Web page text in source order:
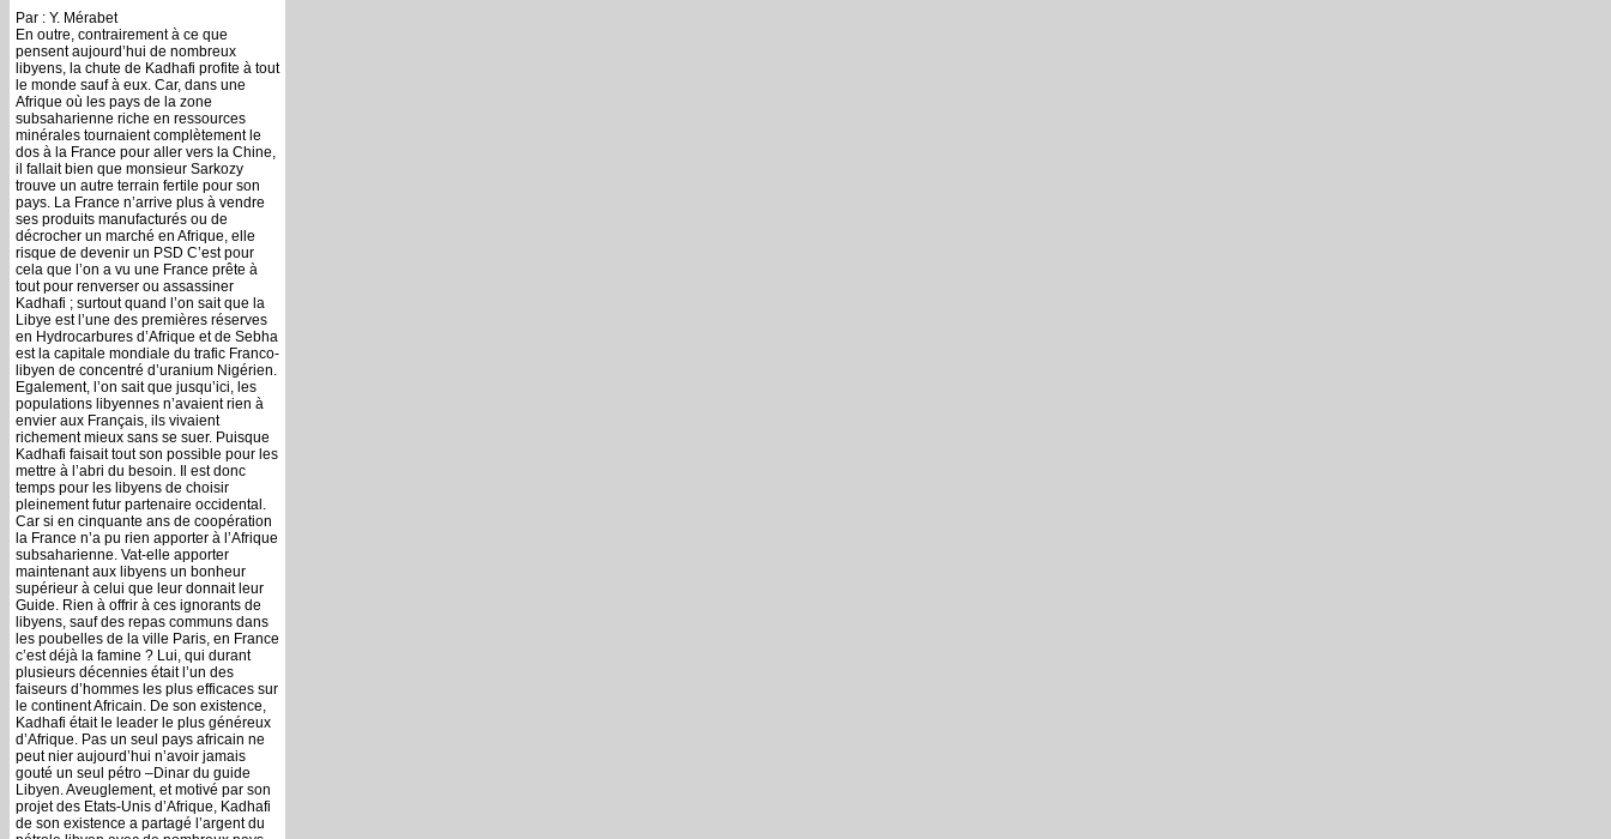
Par : Y. Mérabet
En outre, contrairement à ce que
pensent aujourd’hui de nombreux
libyens, la chute de Kadhafi profite à tout
le monde sauf à eux. Car, dans une
Afrique où les pays de la zone
subsaharienne riche en ressources
minérales tournaient complètement le
dos à la France pour aller vers la Chine,
il fallait bien que monsieur Sarkozy
trouve un autre terrain fertile pour son
pays. La France n’arrive plus à vendre
ses produits manufacturés ou de
décrocher un marché en Afrique, elle
risque de devenir un PSD C’est pour
cela que l’on a vu une France prête à
tout pour renverser ou assassiner
Kadhafi ; surtout quand l’on sait que la
Libye est l’une des premières réserves
en Hydrocarbures d’Afrique et de Sebha
est la capitale mondiale du trafic Franco-
libyen de concentré d’uranium Nigérien.
Egalement, l’on sait que jusqu’ici, les
populations libyennes n’avaient rien à
envier aux Français, ils vivaient
richement mieux sans se suer. Puisque
Kadhafi faisait tout son possible pour les
mettre à l’abri du besoin. Il est donc
temps pour les libyens de choisir
pleinement futur partenaire occidental.
Car si en cinquante ans de coopération
la France n’a pu rien apporter à l’Afrique
subsaharienne. Vat-elle apporter
maintenant aux libyens un bonheur
supérieur à celui que leur donnait leur
Guide. Rien à offrir à ces ignorants de
libyens, sauf des repas communs dans
les poubelles de la ville Paris, en France
c’est déjà la famine ? Lui, qui durant
plusieurs décennies était l’un des
faiseurs d’hommes les plus efficaces sur
le continent Africain. De son existence,
Kadhafi était le leader le plus généreux
d’Afrique. Pas un seul pays africain ne
peut nier aujourd’hui n’avoir jamais
gouté un seul pétro –Dinar du guide
Libyen. Aveuglement, et motivé par son
projet des Etats-Unis d’Afrique, Kadhafi
de son existence a partagé l’argent du